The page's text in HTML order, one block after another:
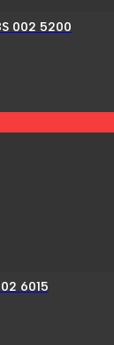
002 5200
6015